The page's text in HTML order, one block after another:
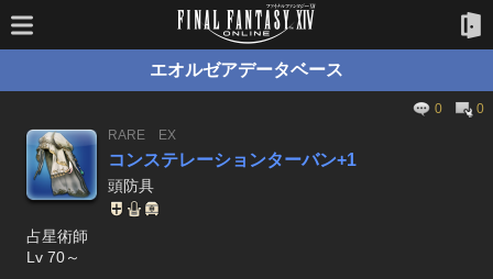
エオルゼアデータベース
0
0
RARE
EX
コンステレーションターバン+1
頭防具
占星術師
Lv 70～